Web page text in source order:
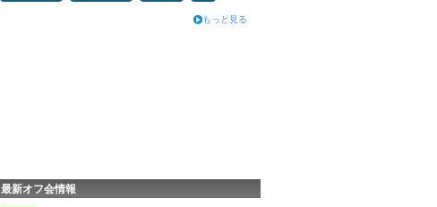
もっと見る
最新オフ会情報